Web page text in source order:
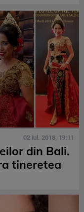
02 iul. 2018, 19:11
din Bali.
tineretea